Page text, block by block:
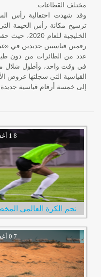
مختلف القطاعات.
ترسيخ مكانة رأس الخيمة
الخليجية
رقمين قياسيين جديدين في
عدد من الطائرات من دون طيار
في وقت واحد، وأطول شلال من
القياسية التي سجلتها عروض
إلى خمسة أرقام قياسية
1 8
0 7